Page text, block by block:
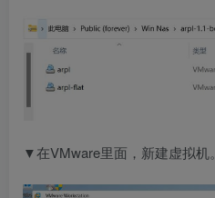
▼在VMware里面，新建虚拟机。